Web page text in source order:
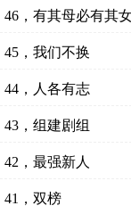
46，有其母必有其
45，我们不换
44，人各有志
43，组建剧组
42，最强新人
41，双榜